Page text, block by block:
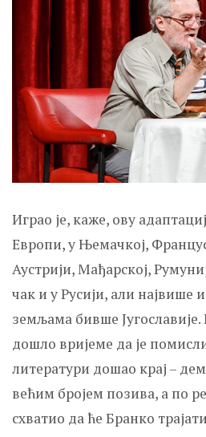
Играо је, каже, ову
Европи, у Њемачкој,
Аустрији, Мађарској,
чак и у Русији, али највише
земљама бивше Југославије.
дошло вријеме да је
литератури дошао крај –
већим бројем позива, а по
схватио да ће Бранко